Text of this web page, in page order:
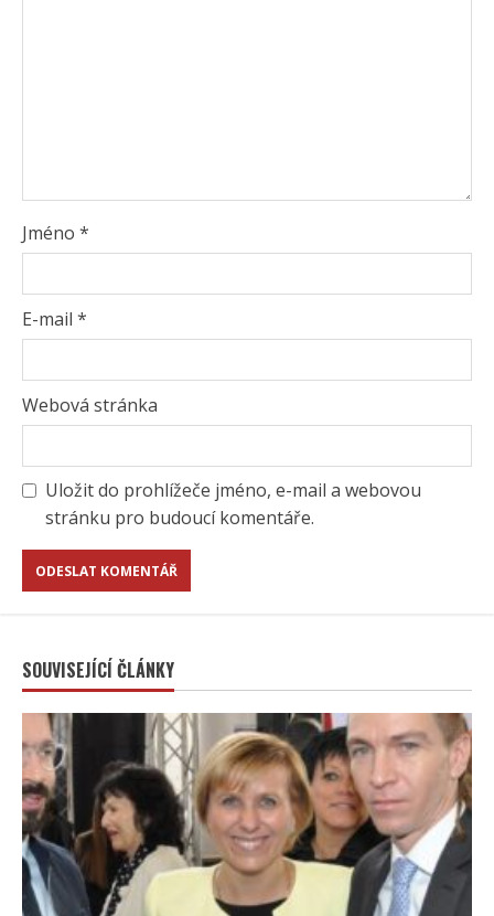
Jméno *
E-mail *
Webová stránka
Uložit do prohlížeče jméno, e-mail a webovou
stránku pro budoucí komentáře.
SOUVISEJÍCÍ ČLÁNKY